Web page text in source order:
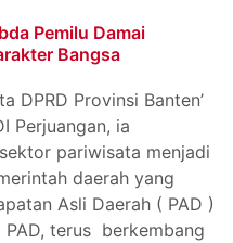
Pemilu Damai
Bangsa
DPRD Provinsi Banten’
Perjuangan, ia
pariwisata menjadi
daerah yang
Asli Daerah ( PAD )
terus berkembang